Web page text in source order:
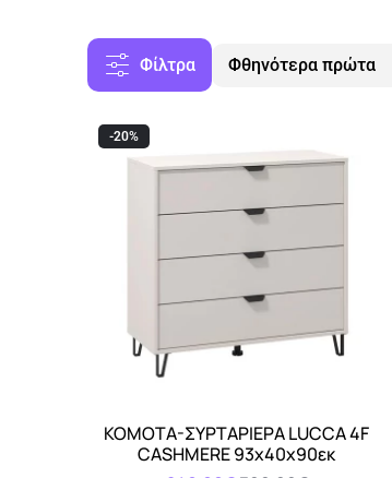
Φίλτρα Φθηνότερα πρώτα
Αγορά
ΚΟΜΟΤΑ-ΣΥΡΤΑΡΙΕΡΑ LUCCA 4F
CASHMERE 93x40x90εκ
-20%